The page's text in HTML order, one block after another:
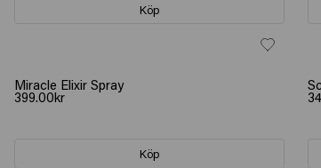
Köp
Miracle Elixir Spray
399.00kr
Köp